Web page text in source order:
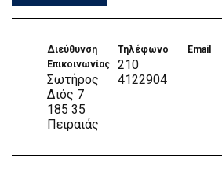
Διεύθυνση
Επικοινωνίας
Σωτήρος
Διός 7
185 35
Πειραιάς
Τηλέφωνο
210
4122904
Email